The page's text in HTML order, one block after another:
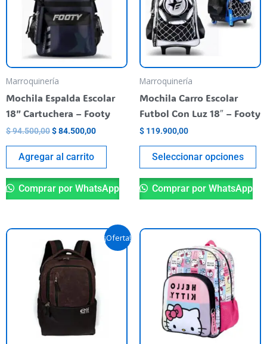
Marroquinería
Mochila Espalda Escolar
18” Cartuchera – Footy
$94.500,00$84.500,00
Agregar al carrito
Comprar por WhatsApp
Marroquinería
Mochila Carro Escolar
Futbol Con Luz 18″ – Footy
$ 119.900,00
Seleccionar opciones
se
Comprar por WhatsApp
¡Oferta!
El
precio
original
era:
$ 76.900,00.
El
precio
actual
$ 54.900,00.